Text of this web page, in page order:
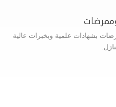
بشهادات علمية وبخبرات عالية